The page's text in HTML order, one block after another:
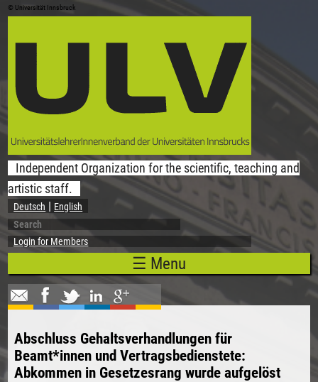
Skip to main content
© Universität Innsbruck
Independent Organization for the scientific, teaching and
artistic staff.
Deutsch English
Search form
Search
Login for Members
☰ Menu
Abschluss Gehaltsverhandlungen für
Beamt*innen und Vertragsbedienstete:
Abkommen in Gesetzesrang wurde aufgelöst